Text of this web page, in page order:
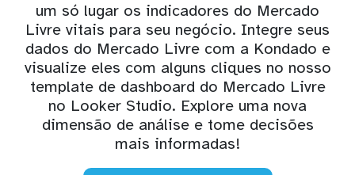
um só lugar os indicadores do Mercado
Livre vitais para seu negócio. Integre seus
dados do Mercado Livre com a Kondado e
visualize eles com alguns cliques no nosso
template de dashboard do Mercado Livre
no Looker Studio. Explore uma nova
dimensão de análise e tome decisões
mais informadas!